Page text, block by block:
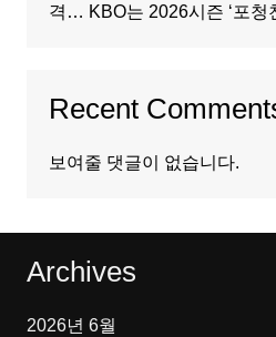
격… KBO는 2026시즌 ‘포청
Recent
보여줄 댓글이 없습니다.
Archives
2026년 6월